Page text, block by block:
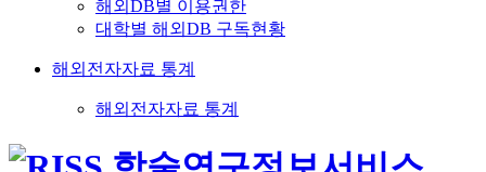
해외DB별 이용권한
대학별 해외DB 구독현황
해외전자자료 통계
해외전자자료 통계